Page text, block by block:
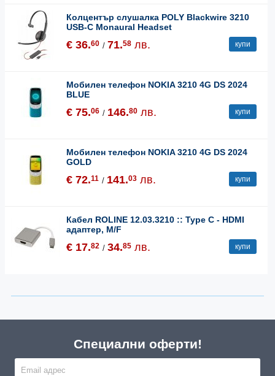
Колцентър слушалка POLY Blackwire 3210
USB-C Monaural Headset
€ 36.60 / 71.58 лв. купи
Мобилен телефон NOKIA 3210 4G DS 2024
BLUE
€ 75.06 / 146.80 лв. купи
Мобилен телефон NOKIA 3210 4G DS 2024
GOLD
€ 72.11 / 141.03 лв. купи
Кабел ROLINE 12.03.3210 :: Type C - HDMI
адаптер, M/F
€ 17.82 / 34.85 лв. купи
Специални оферти!